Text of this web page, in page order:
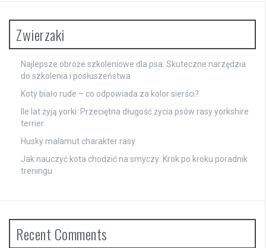
Zwierzaki
Najlepsze obroże szkoleniowe dla psa: Skuteczne narzędzia
do szkolenia i posłuszeństwa
Koty biało rude – co odpowiada za kolor sierści?
Ile lat żyją yorki: Przeciętna długość życia psów rasy yorkshire
terrier
Husky malamut charakter rasy
Jak nauczyć kota chodzić na smyczy: Krok po kroku poradnik
treningu
Recent Comments